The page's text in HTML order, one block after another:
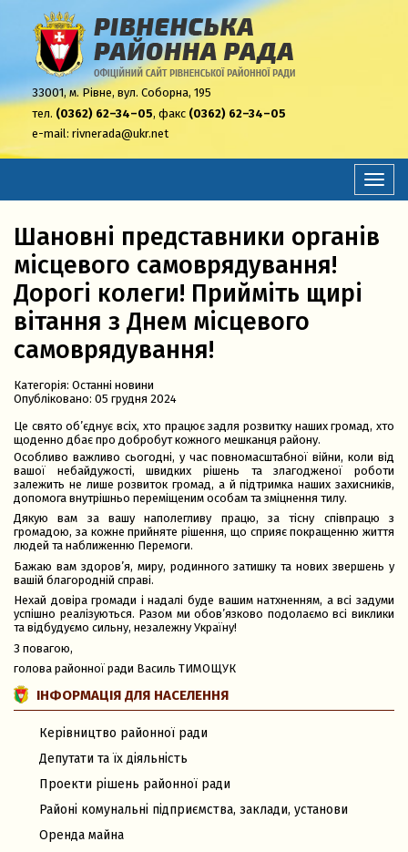
33001,м. Рівне, вул. Соборна, 195
тел. (0362) 62–34–05, факс (0362) 62–34–05
e-mail: rivnerada@ukr.net
Шановні представники органів
місцевого самоврядування!
Дорогі колеги! Прийміть щирі
вітання з Днем місцевого
самоврядування!
Категорія: Останні новини
Опубліковано: 05 грудня 2024
Це свято об’єднує всіх, хто працює задля розвитку наших громад, хто
щоденно дбає про добробут кожного мешканця району.
Особливо важливо сьогодні, у час повномасштабної війни, коли від
вашої небайдужості, швидких рішень та злагодженої роботи
залежить не лише розвиток громад, а й підтримка наших захисників,
допомога внутрішньо переміщеним особам та зміцнення тилу.
Дякую вам за вашу наполегливу працю, за тісну співпрацю з
громадою, за кожне прийняте рішення, що сприяє покращенню життя
людей та наближенню Перемоги.
Бажаю вам здоров’я, миру, родинного затишку та нових звершень у
вашій благородній справі.
Нехай довіра громади і надалі буде вашим натхненням, а всі задуми
успішно реалізуються. Разом ми обов’язково подолаємо всі виклики
та відбудуємо сильну, незалежну Україну!
З повагою,
голова районної ради Василь ТИМОЩУК
ІНФОРМАЦІЯ ДЛЯ НАСЕЛЕННЯ
Керівництво районної ради
Депутати та їх діяльність
Проекти рішень районної ради
Районі комунальні підприємства, заклади, установи
Оренда майна